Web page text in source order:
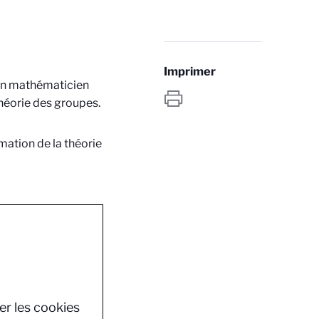
mathématicien
des groupes.
de la théorie
les cookies
Imprimer